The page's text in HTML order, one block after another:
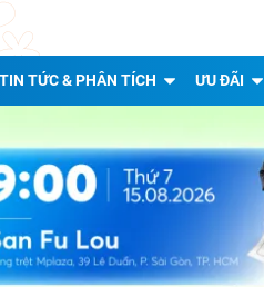
TIN TỨC & PHÂN TÍCH ƯU ĐÃI